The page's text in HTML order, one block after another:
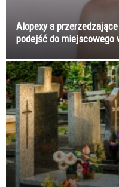
Alopexy a
podejść do miejscowego